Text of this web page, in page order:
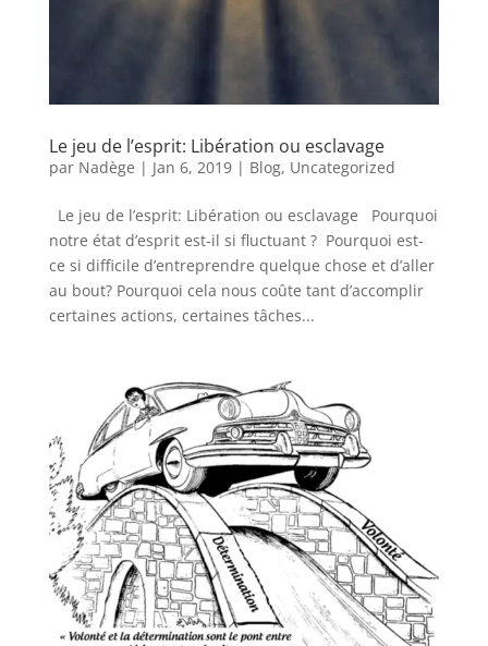
Le jeu de l’esprit: Libération ou esclavage
par Nadège | Jan 6, 2019| Blog, Uncategorized
Le jeu de l’esprit: Libération ou esclavage Pourquoi
notre état d’esprit est-il si fluctuant ? Pourquoi est-
ce si difficile d’entreprendre quelque chose et d’aller
au bout? Pourquoi cela nous coûte tant d’accomplir
certaines actions, certaines tâches...